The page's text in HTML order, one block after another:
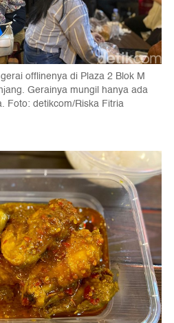
offlinenya di Plaza 2 Blok M
Gerainya mungil hanya ada
Foto: detikcom/Riska Fitria